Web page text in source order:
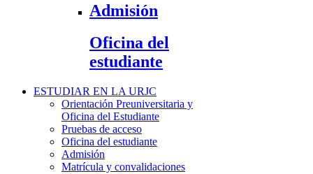
Admisión
Oficina del
estudiante
ESTUDIAR EN LA URJC
Orientación Preuniversitaria y
Oficina del Estudiante
Pruebas de acceso
Oficina del estudiante
Admisión
Matrícula y convalidaciones